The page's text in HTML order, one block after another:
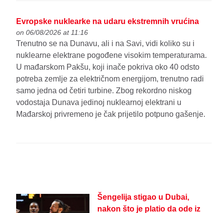
Evropske nuklearke na udaru ekstremnih vrućina
on 06/08/2026 at 11:16
Trenutno se na Dunavu, ali i na Savi, vidi koliko su i
nuklearne elektrane pogođene visokim temperaturama.
U mađarskom Pakšu, koji inače pokriva oko 40 odsto
potreba zemlje za električnom energijom, trenutno radi
samo jedna od četiri turbine. Zbog rekordno niskog
vodostaja Dunava jedinoj nuklearnoj elektrani u
Mađarskoj privremeno je čak prijetilo potpuno gašenje.
Šengelija stigao u Dubai,
nakon što je platio da ode iz